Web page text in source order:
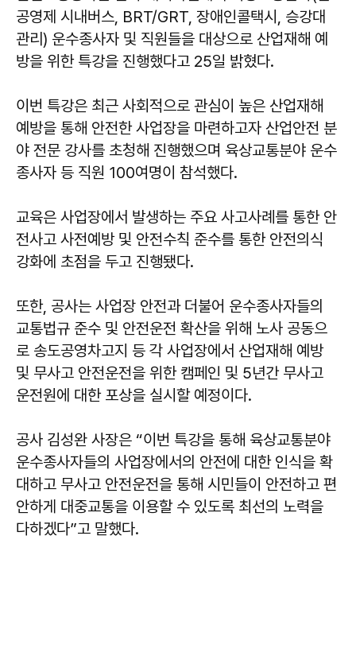
공영제 시내버스, BRT/GRT, 장애인콜택시, 승강대
관리) 운수종사자 및 직원들을 대상으로 산업재해 예
방을 위한 특강을 진행했다고 25일 밝혔다.
이번 특강은 최근 사회적으로 관심이 높은 산업재해
예방을 통해 안전한 사업장을 마련하고자 산업안전 분
야 전문 강사를 초청해 진행했으며 육상교통분야 운수
종사자 등 직원 100여명이 참석했다.
교육은 사업장에서 발생하는 주요 사고사례를 통한 안
전사고 사전예방 및 안전수칙 준수를 통한 안전의식
강화에 초점을 두고 진행됐다.
또한, 공사는 사업장 안전과 더불어 운수종사자들의
교통법규 준수 및 안전운전 확산을 위해 노사 공동으
로 송도공영차고지 등 각 사업장에서 산업재해 예방
및 무사고 안전운전을 위한 캠페인 및 5년간 무사고
운전원에 대한 포상을 실시할 예정이다.
공사 김성완 사장은 “이번 특강을 통해 육상교통분야
운수종사자들의 사업장에서의 안전에 대한 인식을 확
대하고 무사고 안전운전을 통해 시민들이 안전하고 편
안하게 대중교통을 이용할 수 있도록 최선의 노력을
다하겠다”고 말했다.